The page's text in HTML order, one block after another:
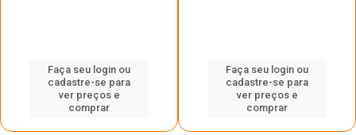
Faça seu login ou
cadastre-se para
ver preços e
comprar
Faça seu login ou
cadastre-se para
ver preços e
comprar